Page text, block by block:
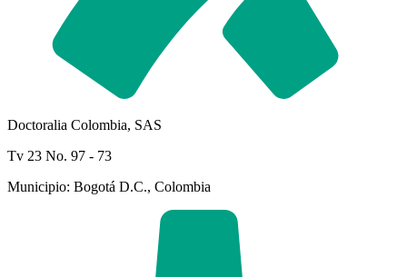
Doctoralia Colombia, SAS
Tv 23 No. 97 - 73
Municipio: Bogotá D.C., Colombia